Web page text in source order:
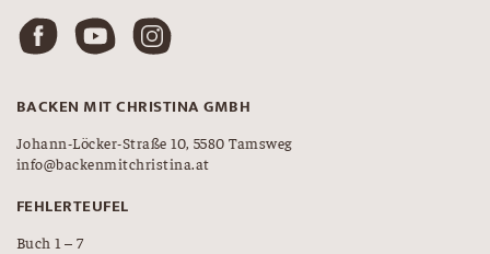
BACKEN MIT CHRISTINA GMBH
Johann-Löcker-Straße 10, 5580 Tamsweg
info@backenmitchristina.at
FEHLERTEUFEL
Buch 1 – 7